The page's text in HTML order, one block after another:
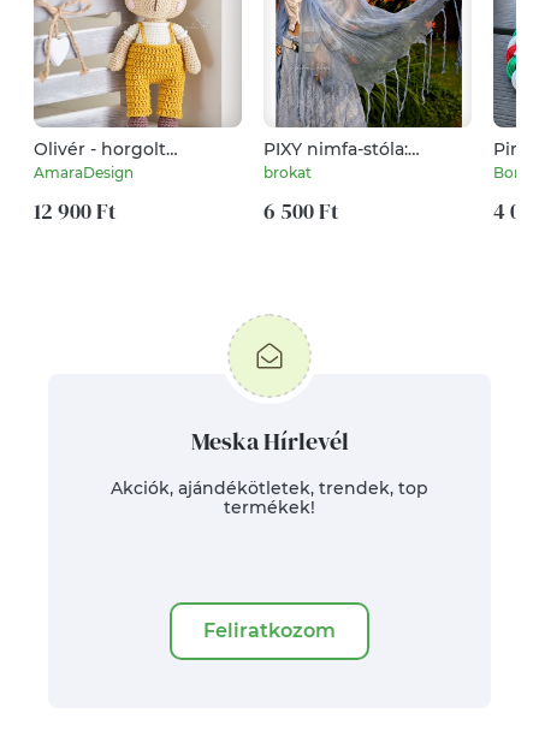
Olivér - horgolt
öltöztethető szarvas
AmaraDesign
12 900 Ft
PIXY nimfa-stóla:
batikolt, szabdalt géz
brokat
6 500 Ft 4
Meska Hírlevél
Akciók, ajándékötletek, trendek, top
termékek!
Feliratkozom